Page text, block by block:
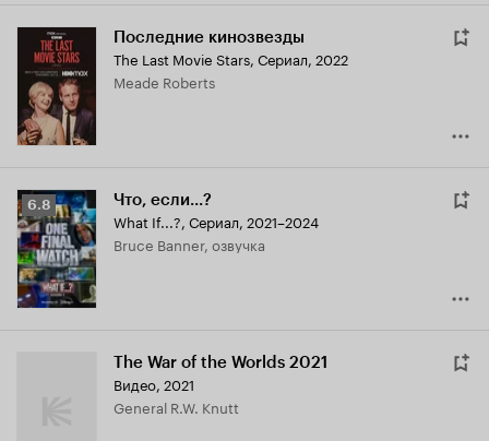
Последние кинозвезды
The Last Movie Stars, Сериал, 2022
Meade Roberts
Рейтинг
Кинопоиска
6.8
6.8 Что, если...?
What If...?, Сериал, 2021–2024
Bruce Banner, озвучка
The War of the Worlds 2021
Видео, 2021
General R.W. Knutt